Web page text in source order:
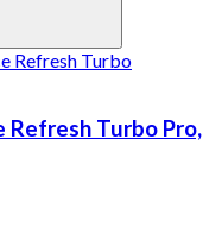
Refresh Turbo Pro,